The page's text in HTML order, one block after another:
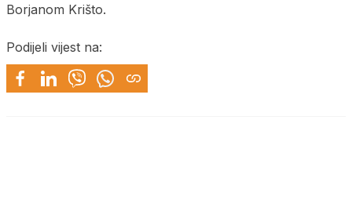
Borjanom Krišto.
Podijeli vijest na: